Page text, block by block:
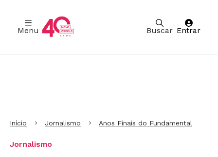
Buscar
Menu Entrar
Início Jornalismo Anos Finais do Fundamental
Jornalismo